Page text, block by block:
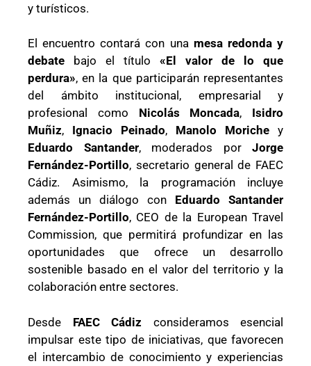
y turísticos.
El encuentro contará con una mesa redonda y
debate bajo el título «El valor de lo que
perdura», en la que participarán representantes
del ámbito institucional, empresarial y
profesional como Nicolás Moncada, Isidro
Muñiz, Ignacio Peinado, Manolo Moriche y
Eduardo Santander, moderados por Jorge
Fernández-Portillo, secretario general de FAEC
Cádiz. Asimismo, la programación incluye
además un diálogo con Eduardo Santander
Fernández-Portillo, CEO de la European Travel
Commission, que permitirá profundizar en las
oportunidades que ofrece un desarrollo
sostenible basado en el valor del territorio y la
colaboración entre sectores.
Desde FAEC Cádiz consideramos esencial
impulsar este tipo de iniciativas, que favorecen
el intercambio de conocimiento y experiencias